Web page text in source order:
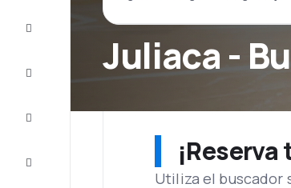
Completa
Juliaca -
Utiliza el buscador